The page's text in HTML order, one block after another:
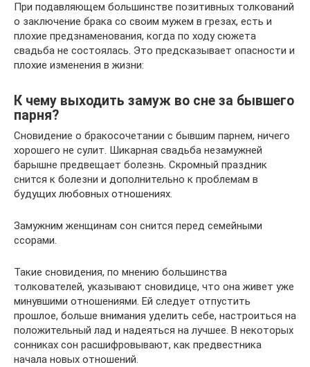
При подавляющем большинстве позитивных толкований
о заключение брака со своим мужем в грезах, есть и
плохие предзнаменования, когда по ходу сюжета
свадьба не состоялась. Это предсказывает опасности и
плохие изменения в жизни:
К чему выходить замуж во сне за бывшего
парня?
Сновидение о бракосочетании с бывшим парнем, ничего
хорошего не сулит. Шикарная свадьба незамужней
барышне предвещает болезнь. Скромный праздник
снится к болезни и дополнительно к проблемам в
будущих любовных отношениях.
Замужним женщинам сон снится перед семейными
ссорами.
Такие сновидения, по мнению большинства
толкователей, указывают сновидице, что она живет уже
минувшими отношениями. Ей следует отпустить
прошлое, больше внимания уделить себе, настроиться на
положительный лад и надеяться на лучшее. В некоторых
сонниках сон расшифровывают, как предвестника
начала новых отношений.